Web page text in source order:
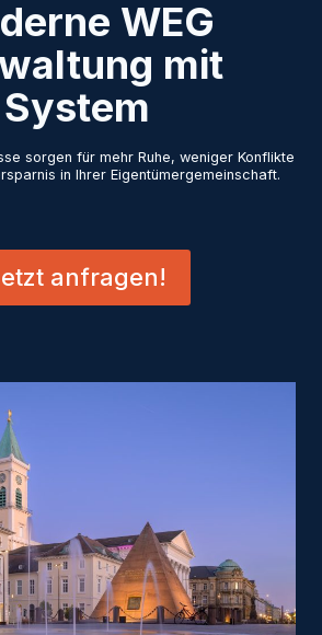
WEG
mit
System
sorgen für mehr Ruhe, weniger Konflikte
in Ihrer Eigentümergemeinschaft.
anfragen!